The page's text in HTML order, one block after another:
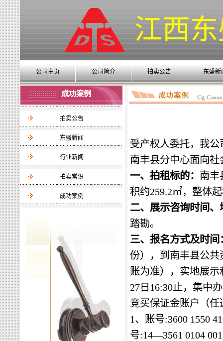
江西
公司主页 公司简介 拍卖公告 东盛新
拍卖公告
东盛新闻
行业新闻
拍卖常识
成功案例
受产权人委托，我公
南丰县分中心面向社
一、 拍租标的： 南丰
积约259.2㎡，整体
二、展示咨询时间、
踏勘。
三、报名方式及时间
份） ，到 南丰县公共
账为准）， 实地展示
27日 16:30止，集中
竞买保证金账户（任
1、 账号:3600 1550
号:14—3561 0104